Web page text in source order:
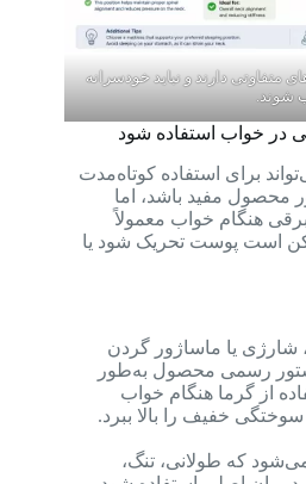
متفاوتی دارند و نباید خودسرانه
شوند.
برای استفاده کوتاه‌مدت
محصول مفید باشد، اما
هنگام خواب معمولاً
است پوست تحریک شود یا
شارژی یا ماساژور گردن
رسمی محصول به‌طور
از گرما هنگام خواب
خفیف را بالا ببرد.
که طولانی، تنگ،